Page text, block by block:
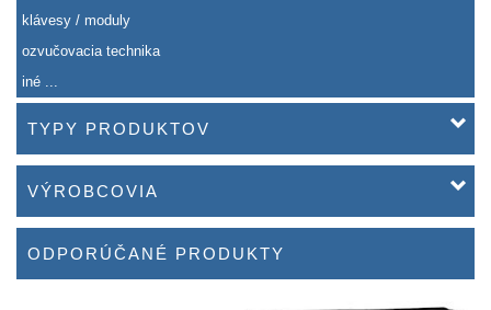
klávesy / moduly
ozvučovacia technika
iné ...
TYPY PRODUKTOV
VÝROBCOVIA
ODPORÚČANÉ PRODUKTY